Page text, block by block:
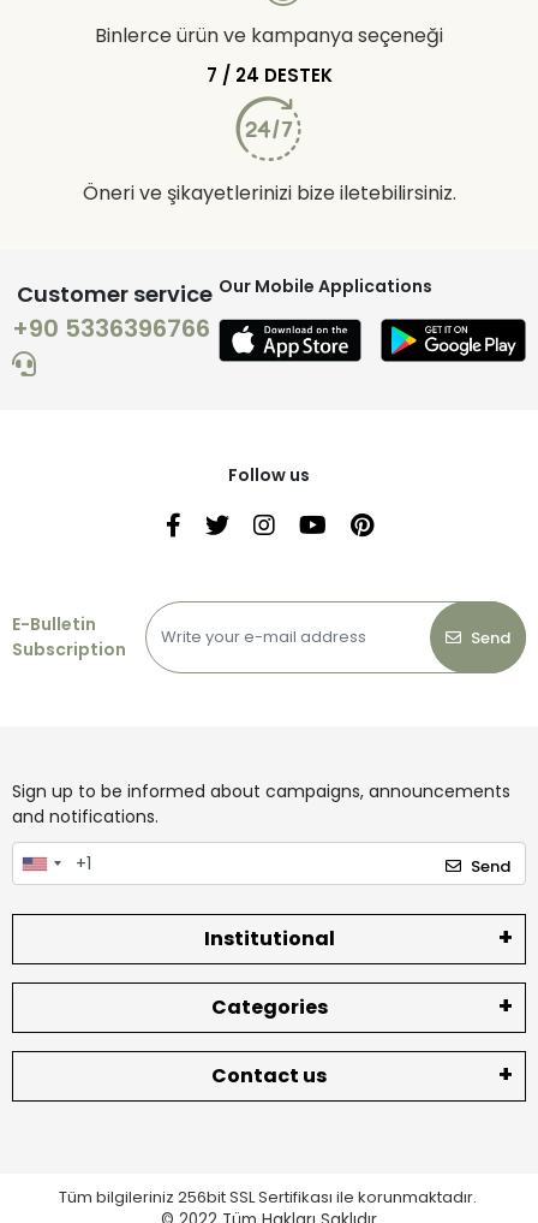
Binlerce ürün ve kampanya seçeneği
7 / 24 DESTEK
Öneri ve şikayetlerinizi bize iletebilirsiniz.
Customer service
+90 5336396766
Our Mobile Applications
Follow us
E-Bulletin
Subscription
Send
Sign up to be informed about campaigns, announcements
and notifications.
Send
Institutional
Categories
Contact us
Tüm bilgileriniz 256bit SSL Sertifikası ile korunmaktadır.